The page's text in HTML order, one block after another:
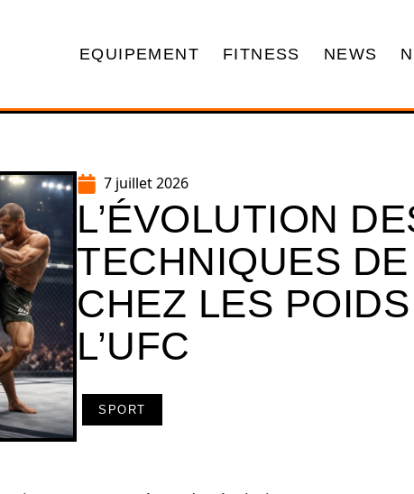
EQUIPEMENT FITNESS NEWS
7 juillet 2026
L’ÉVOLUTION
TECHNIQUES
CHEZ LES
L’UFC
SPORT